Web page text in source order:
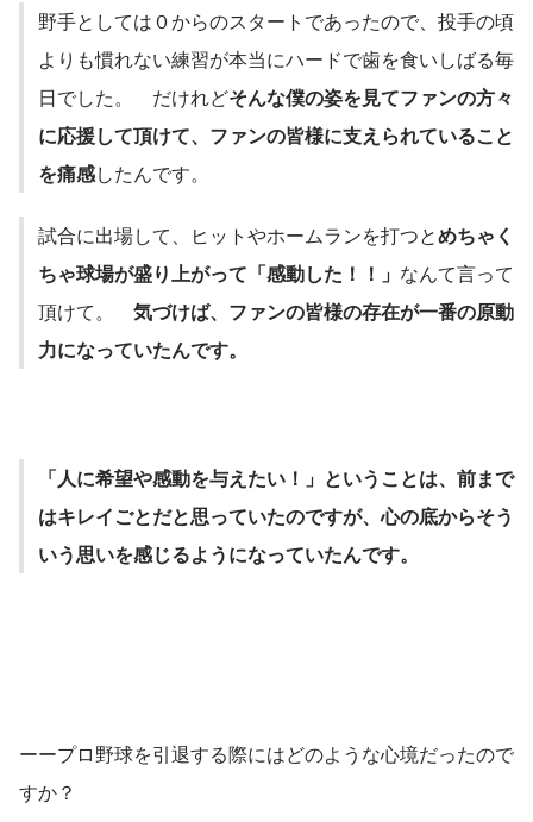
野手としては０からのスタートであったので、投手の頃
よりも慣れない練習が本当にハードで歯を食いしばる毎
日でした。　だけれどそんな僕の姿を見てファンの方々
に応援して頂けて、ファンの皆様に支えられていること
を痛感したんです。
試合に出場して、ヒットやホームランを打つとめちゃく
ちゃ球場が盛り上がって「感動した！！」 なんて言って
頂けて。 気づけば、ファンの皆様の存在が一番の原動
力になっていたんです。
「人に希望や感動を与えたい！」ということは、前まで
はキレイごとだと思っていたのですが、心の底からそう
いう思いを感じるようになっていたんです。
ーープロ野球を引退する際にはどのような心境だったので
すか？